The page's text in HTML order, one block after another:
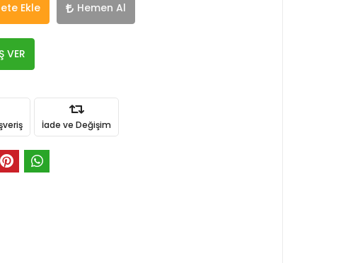
Ekle Hemen Al
VER
İade ve Değişim